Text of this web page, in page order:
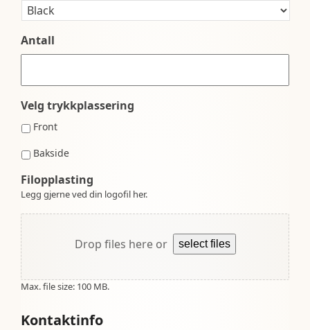
Antall
Velg trykkplassering
Front
Bakside
Filopplasting
Legg gjerne ved din logofil her.
Drop files here or select files
Max. file size: 100 MB.
Kontaktinfo